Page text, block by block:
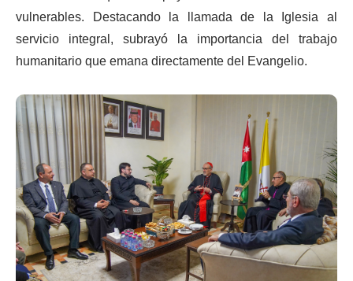
vulnerables. Destacando la llamada de la Iglesia al
servicio integral, subrayó la importancia del trabajo
humanitario que emana directamente del Evangelio.